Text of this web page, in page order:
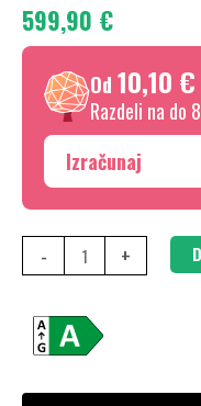
599,90 €
Od 10,10 €
Razdeli na do
Izračunaj
-
količina
+